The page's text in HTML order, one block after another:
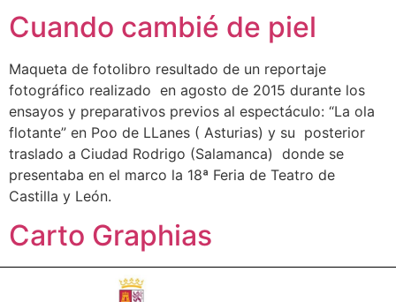
Cuando cambié de piel
Maqueta de fotolibro resultado de un reportaje
fotográfico realizado en agosto de 2015 durante los
ensayos y preparativos previos al espectáculo: “La ola
flotante” en Poo de LLanes ( Asturias) y su posterior
traslado a Ciudad Rodrigo (Salamanca) donde se
presentaba en el marco la 18ª Feria de Teatro de
Castilla y León.
Carto Graphias